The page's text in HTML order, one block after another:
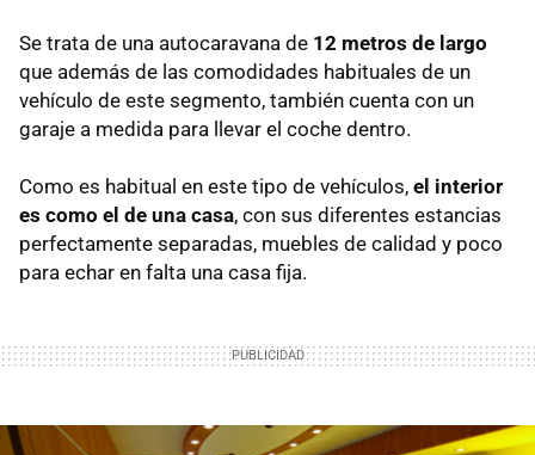
Se trata de una autocaravana de 12 metros de largo
que además de las comodidades habituales de un
vehículo de este segmento, también cuenta con un
garaje a medida para llevar el coche dentro.
Como es habitual en este tipo de vehículos, el interior
es como el de una casa, con sus diferentes estancias
perfectamente separadas, muebles de calidad y poco
para echar en falta una casa fija.